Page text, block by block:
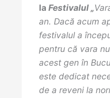
la Festivalul „
an. Dacă acum
festivalul a
pentru că vara
acest gen în
este dedicat
de a reveni la